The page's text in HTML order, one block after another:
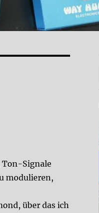
Ton-Signale
modulieren,
über das ich